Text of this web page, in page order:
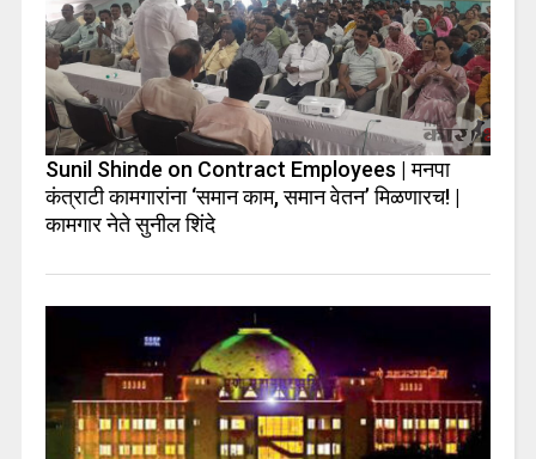
Sunil Shinde on Contract Employees | मनपा
कंत्राटी कामगारांना ‘समान काम, समान वेतन’ मिळणारच! |
कामगार नेते सुनील शिंदे